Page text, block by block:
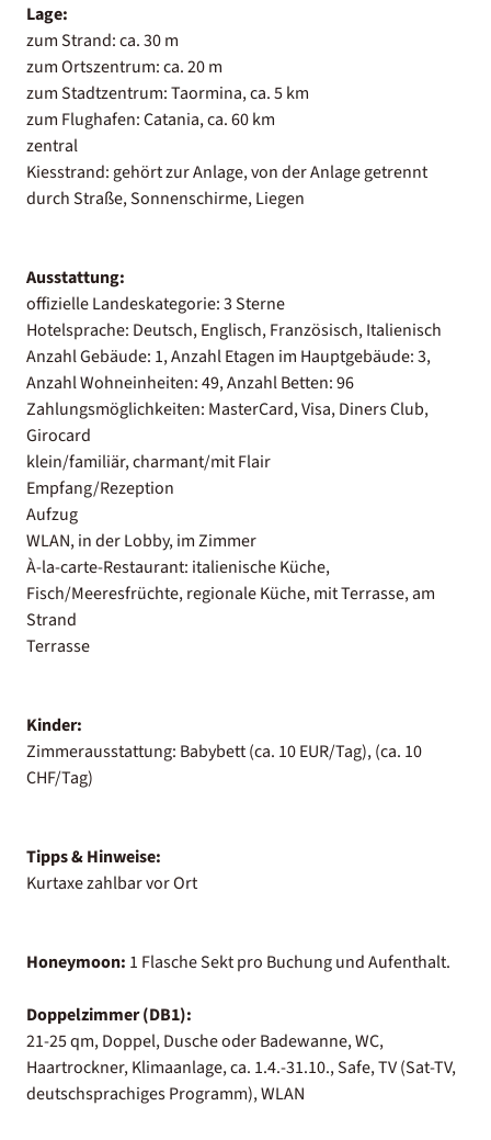
Lage:
zum Strand: ca. 30 m
zum Ortszentrum: ca. 20 m
zum Stadtzentrum: Taormina, ca. 5 km
zum Flughafen: Catania, ca. 60 km
zentral
Kiesstrand: gehört zur Anlage, von der Anlage getrennt
durch Straße, Sonnenschirme, Liegen
Ausstattung:
offizielle Landeskategorie: 3 Sterne
Hotelsprache: Deutsch, Englisch, Französisch, Italienisch
Anzahl Gebäude: 1, Anzahl Etagen im Hauptgebäude: 3,
Anzahl Wohneinheiten: 49, Anzahl Betten: 96
Zahlungsmöglichkeiten: MasterCard, Visa, Diners Club,
Girocard
klein/familiär, charmant/mit Flair
Empfang/Rezeption
Aufzug
WLAN, in der Lobby, im Zimmer
À-la-carte-Restaurant: italienische Küche,
Fisch/Meeresfrüchte, regionale Küche, mit Terrasse, am
Strand
Terrasse
Kinder:
Zimmerausstattung: Babybett (ca. 10 EUR/Tag), (ca. 10
CHF/Tag)
Tipps & Hinweise:
Kurtaxe zahlbar vor Ort
Honeymoon: 1 Flasche Sekt pro Buchung und Aufenthalt.
Doppelzimmer (DB1):
21-25 qm, Doppel, Dusche oder Badewanne, WC,
Haartrockner, Klimaanlage, ca. 1.4.-31.10., Safe, TV (Sat-TV,
deutschsprachiges Programm), WLAN